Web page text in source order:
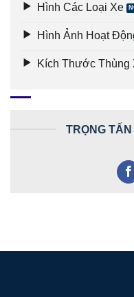
Hình Các Loại Xe
Hình Ảnh Hoạt
Kích Thước Thùng
TRỌNG